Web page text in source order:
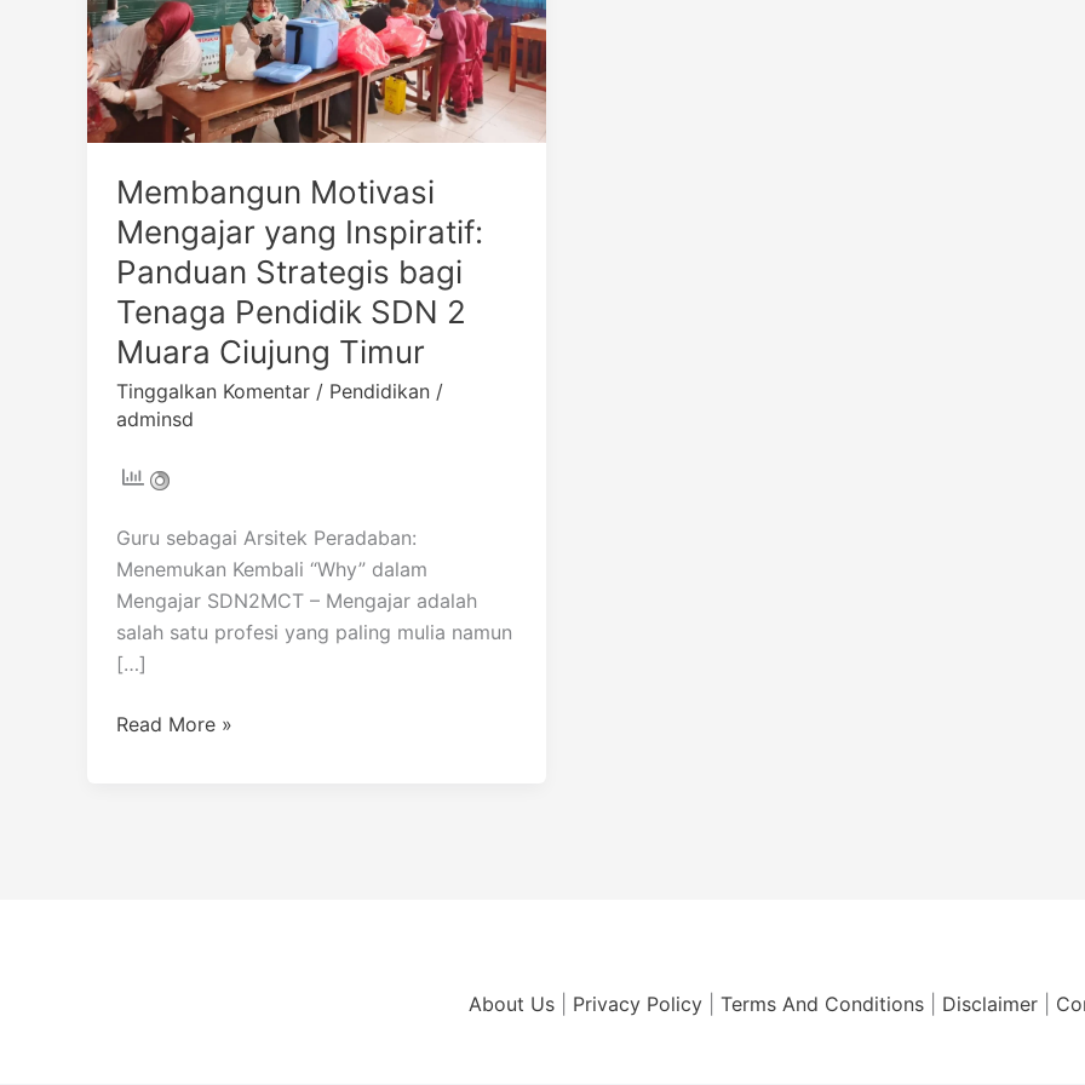
Membangun Motivasi
Mengajar yang Inspiratif:
Panduan Strategis bagi
Tenaga Pendidik SDN 2
Muara Ciujung Timur
Tinggalkan Komentar / Pendidikan /
adminsd
Guru sebagai Arsitek Peradaban:
Menemukan Kembali “Why” dalam
Mengajar SDN2MCT – Mengajar adalah
salah satu profesi yang paling mulia namun
[…]
bagi
Tenaga
Pendidik
SDN
Muara
Ciujung
Read More »
About Us| Privacy Policy| Terms And Conditions| Disclaimer|